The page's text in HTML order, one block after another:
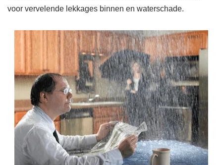
voor vervelende lekkages binnen en waterschade.